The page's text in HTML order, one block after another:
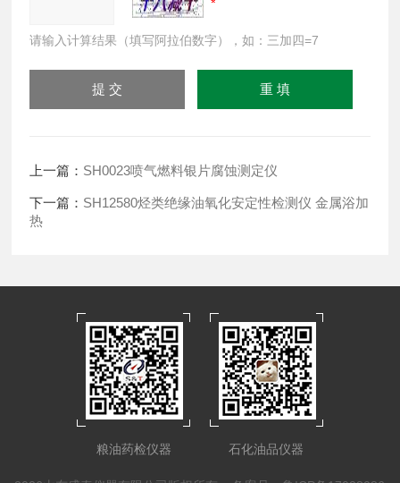
请输入计算结果（填写阿拉伯数字），如：三加四=7
上一篇： SH0023喷气燃料银片腐蚀测定仪
下一篇： SH12580烃类绝缘油氧化安定性检测仪 金属浴加
热
粮油药检仪器 石化油品仪器